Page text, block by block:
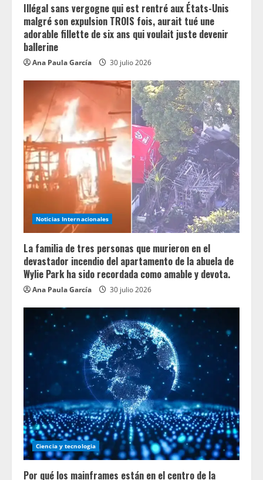
Illégal sans vergogne qui est rentré aux États-Unis
malgré son expulsion TROIS fois, aurait tué une
adorable fillette de six ans qui voulait juste devenir
ballerine
Ana Paula García 30 julio 2026
Noticias Internacionales
La familia de tres personas que murieron en el
devastador incendio del apartamento de la abuela de
Wylie Park ha sido recordada como amable y devota.
Ana Paula García 30 julio 2026
Ciencia y tecnologia
Por qué los mainframes están en el centro de la